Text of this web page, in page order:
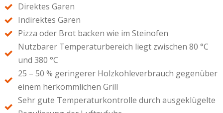
Direktes Garen
Indirektes Garen
Pizza oder Brot backen wie im Steinofen
Nutzbarer Temperaturbereich liegt zwischen 80 °C
und 380 °C
25 – 50 % geringerer Holzkohleverbrauch gegenüber
einem herkömmlichen Grill
Sehr gute Temperaturkontrolle durch ausgeklügelte